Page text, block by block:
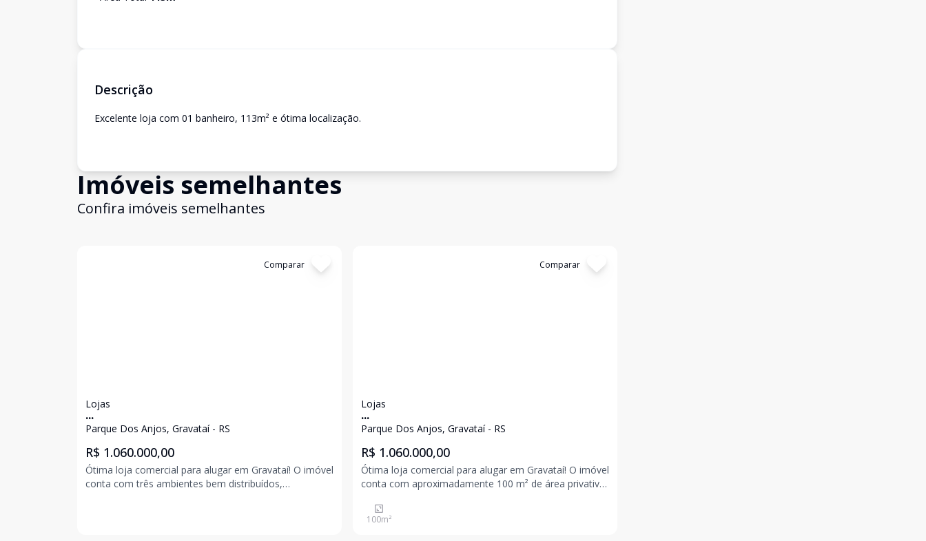
Descrição
Excelente loja com 01 banheiro, 113m² e ótima localização.
Imóveis semelhantes
Confira imóveis semelhantes
Comparar
Lojas
...
Parque Dos Anjos, Gravataí - RS
R$ 1.060.000,00
Ótima loja comercial para alugar em Gravataí! O imóvel
conta com três ambientes bem distribuídos,
Comparar
Lojas
...
Parque Dos Anjos, Gravataí - RS
R$ 1.060.000,00
Ótima loja comercial para alugar em Gravataí! O imóvel
conta com aproximadamente 100 m² de área privativa,
diversos tipos de negócios. Excelente opção para
quem busca visibilidade, praticidade e um pont
100m²